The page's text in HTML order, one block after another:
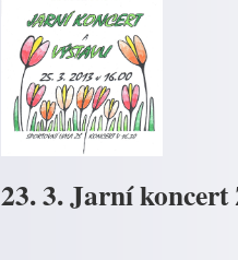
23. 3. Jarní